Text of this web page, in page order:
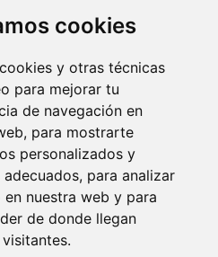
cookies
y otras técnicas
para mejorar tu
de navegación en
para mostrarte
personalizados y
adecuados, para analizar
nuestra web y para
de donde llegan
su pedido en cualquier momento
un árbol. Leer más